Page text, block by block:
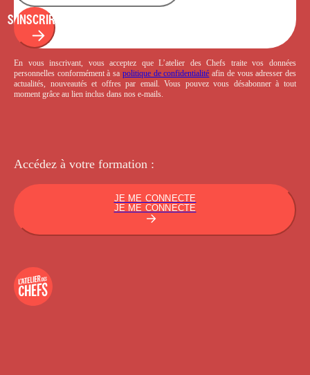
S'INSCRIRE
En vous inscrivant, vous acceptez que L’atelier des Chefs traite vos données
personnelles conformément à sa politique de confidentialité afin de vous adresser des
actualités, nouveautés et offres par email. Vous pouvez vous désabonner à tout
moment grâce au lien inclus dans nos e-mails.
Accédez à votre formation :
JE ME CONNECTE
JE ME CONNECTE